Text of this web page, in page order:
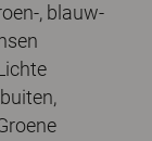
, blauw-